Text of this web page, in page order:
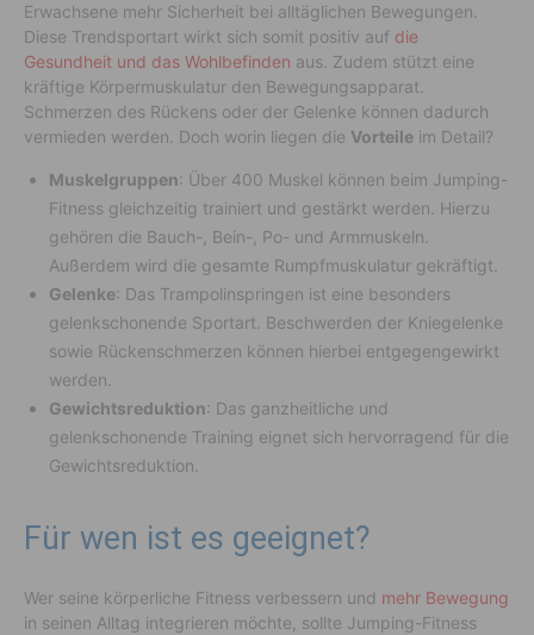
Erwachsene mehr Sicherheit bei alltäglichen Bewegungen.
Diese Trendsportart wirkt sich somit positiv auf die
Gesundheit und das Wohlbefinden aus. Zudem stützt eine
kräftige Körpermuskulatur den Bewegungsapparat.
Schmerzen des Rückens oder der Gelenke können dadurch
vermieden werden. Doch worin liegen die Vorteile im Detail?
Muskelgruppen: Über 400 Muskel können beim Jumping-
Fitness gleichzeitig trainiert und gestärkt werden. Hierzu
gehören die Bauch-, Bein-, Po- und Armmuskeln.
Außerdem wird die gesamte Rumpfmuskulatur gekräftigt.
Gelenke: Das Trampolinspringen ist eine besonders
gelenkschonende Sportart. Beschwerden der Kniegelenke
sowie Rückenschmerzen können hierbei entgegengewirkt
werden.
Gewichtsreduktion: Das ganzheitliche und
gelenkschonende Training eignet sich hervorragend für die
Gewichtsreduktion.
Für wen ist es geeignet?
Wer seine körperliche Fitness verbessern und mehr Bewegung
in seinen Alltag integrieren möchte, sollte Jumping-Fitness